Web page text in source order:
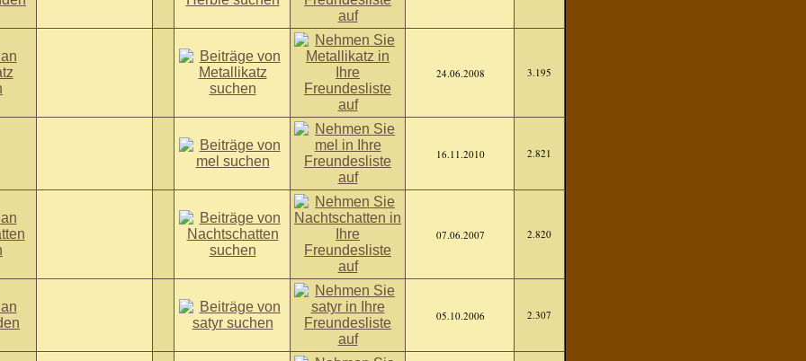
24.06.2008 3.195
16.11.2010 2.821
07.06.2007 2.820
05.10.2006 2.307